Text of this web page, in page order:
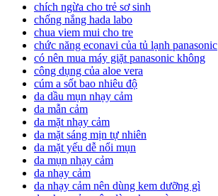
chích ngừa cho trẻ sơ sinh
chống nắng hada labo
chua viem mui cho tre
chức năng econavi của tủ lạnh panasonic
có nên mua máy giặt panasonic không
công dụng của aloe vera
cúm a sốt bao nhiêu độ
da dầu mụn nhạy cảm
da mẫn cảm
da mặt nhạy cảm
da mặt sáng mịn tự nhiên
da mặt yếu dễ nổi mụn
da mụn nhạy cảm
da nhạy cảm
da nhạy cảm nên dùng kem dưỡng gì